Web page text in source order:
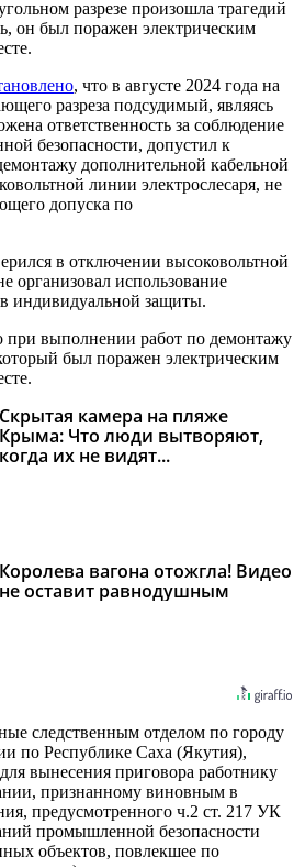
разрезе произошла трагедий
он был поражен электрическим
, что в августе 2024 года на
разреза подсудимый, являясь
ответственность за соблюдение
безопасности, допустил к
дополнительной кабельной
линии электрослесаря, не
допуска по
в отключении высоковольтной
организовал использование
индивидуальной защиты.
при выполнении работ по демонтажу
был поражен электрическим
Скрытая камера на пляже
Крыма: Что люди вытворяют,
когда их не видят...
Королева вагона отожгла! Видео
не оставит равнодушным
следственным отделом по городу
по Республике Саха (Якутия),
вынесения приговора работнику
признанному виновным в
предусмотренного ч.2 ст. 217 УК
промышленной безопасности
объектов, повлекшее по